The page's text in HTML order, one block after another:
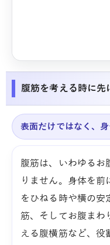
腹筋を考える時に先
表面だけではなく、
腹筋は、いわゆるお
りません。身体を
をひねる時や横の安
筋、そしてお腹まわ
える腹横筋など、役